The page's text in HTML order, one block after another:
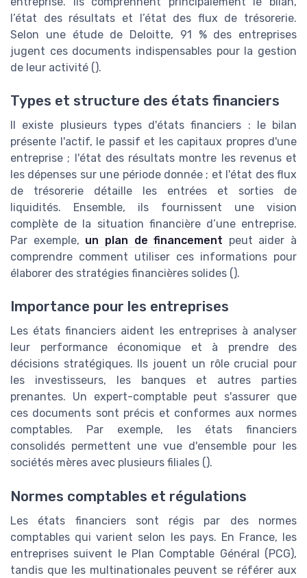
l’état des résultats et l’état des flux de trésorerie.
Selon une étude de Deloitte, 91 % des entreprises
jugent ces documents indispensables pour la gestion
de leur activité ().
Types et structure des états financiers
Il existe plusieurs types d'états financiers : le bilan
présente l'actif, le passif et les capitaux propres d'une
entreprise ; l'état des résultats montre les revenus et
les dépenses sur une période donnée ; et l'état des flux
de trésorerie détaille les entrées et sorties de
liquidités. Ensemble, ils fournissent une vision
complète de la situation financière d’une entreprise.
Par exemple, un plan de financement peut aider à
comprendre comment utiliser ces informations pour
élaborer des stratégies financières solides ().
Importance pour les entreprises
Les états financiers aident les entreprises à analyser
leur performance économique et à prendre des
décisions stratégiques. Ils jouent un rôle crucial pour
les investisseurs, les banques et autres parties
prenantes. Un expert-comptable peut s'assurer que
ces documents sont précis et conformes aux normes
comptables. Par exemple, les états financiers
consolidés permettent une vue d'ensemble pour les
sociétés mères avec plusieurs filiales ( ).
Normes comptables et régulations
Les états financiers sont régis par des normes
comptables qui varient selon les pays. En France, les
entreprises suivent le Plan Comptable Général (PCG),
tandis que les multinationales peuvent se référer aux